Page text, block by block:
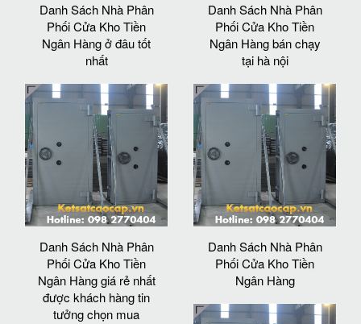
Danh Sách Nhà Phân
Phối Cửa Kho Tiền
Ngân Hàng ở đâu tốt
nhất
Danh Sách Nhà Phân
Phối Cửa Kho Tiền
Ngân Hàng bán chạy
tại hà nội
Danh Sách Nhà Phân
Phối Cửa Kho Tiền
Ngân Hàng giá rẻ nhất
được khách hàng tin
tưởng chọn mua
Danh Sách Nhà Phân
Phối Cửa Kho Tiền
Ngân Hàng